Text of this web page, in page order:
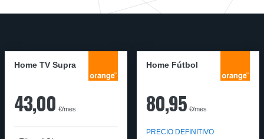
Home TV Supra
43,00 €/mes
Home Fútbol
80,95 €/mes
PRECIO DEFINITIVO